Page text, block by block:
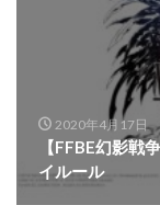
2020年4月17日
【FFBE幻影戦
イルール